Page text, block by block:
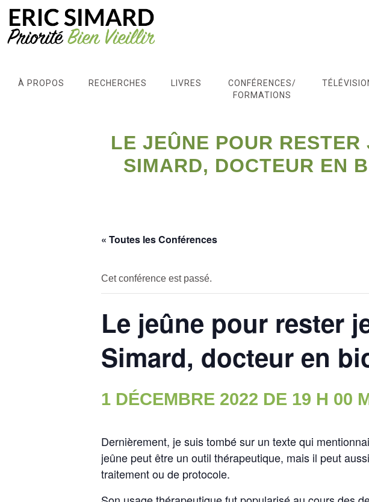
À PROPOS RECHERCHES LIVRES
CONFÉRENCES/
FORMATIONS
LE JEÛNE POUR
SIMARD, DOCTEUR EN
« Toutes les Conférences
Cet conférence est passé.
Le jeûne pour rester
Simard, docteur en
1 DÉCEMBRE 2022 DE 19 H 00
Dernièrement, je suis tombé sur un texte qui
jeûne peut être un outil thérapeutique, mais il peut
traitement ou de protocole.